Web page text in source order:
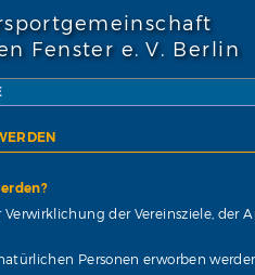
Fenster e. V. Berlin
der Vereinsziele, der
Personen erworben